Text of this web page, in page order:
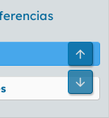
#25
Pie